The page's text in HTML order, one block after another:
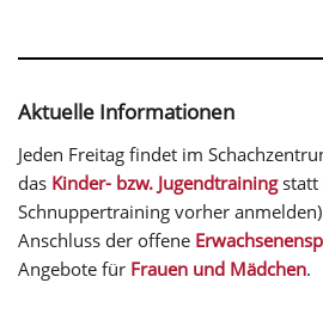
Aktuelle Informationen
Jeden Freitag findet im
das Kinder- bzw. Jugendtrainingstatt
Schnuppertraining vorher
Anschluss der offene
Angebote für Frauen und Mädchen.